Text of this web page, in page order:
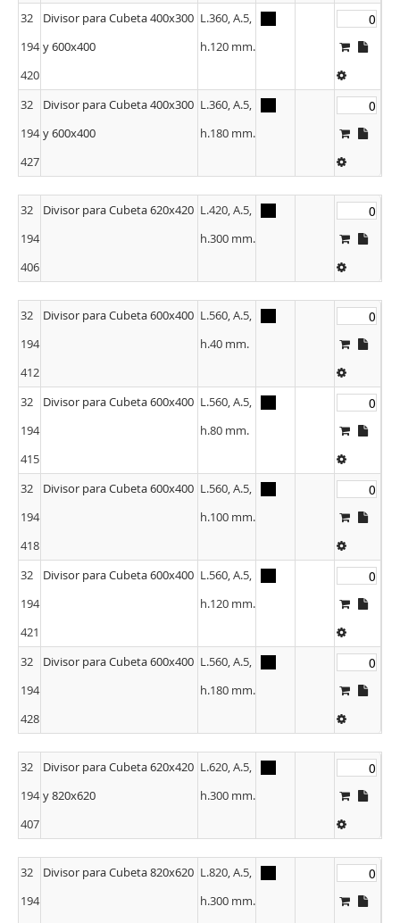
32
194
420
Divisor para Cubeta 400x300
y 600x400
L.360, A.5,
h.120 mm.
32
194
427
Divisor para Cubeta 400x300
y 600x400
L.360, A.5,
h.180 mm.
32
194
406
Divisor para Cubeta 620x420 L.420, A.5,
h.300 mm.
32
194
412
Divisor para Cubeta 600x400 L.560, A.5,
h.40 mm.
32
194
415
Divisor para Cubeta 600x400 L.560, A.5,
h.80 mm.
32
194
418
Divisor para Cubeta 600x400 L.560, A.5,
h.100 mm.
32
194
421
Divisor para Cubeta 600x400 L.560, A.5,
h.120 mm.
32
194
428
Divisor para Cubeta 600x400 L.560, A.5,
h.180 mm.
32
194
407
Divisor para Cubeta 620x420
y 820x620
L.620, A.5,
h.300 mm.
32
194
Divisor para Cubeta 820x620 L.820, A.5,
h.300 mm.